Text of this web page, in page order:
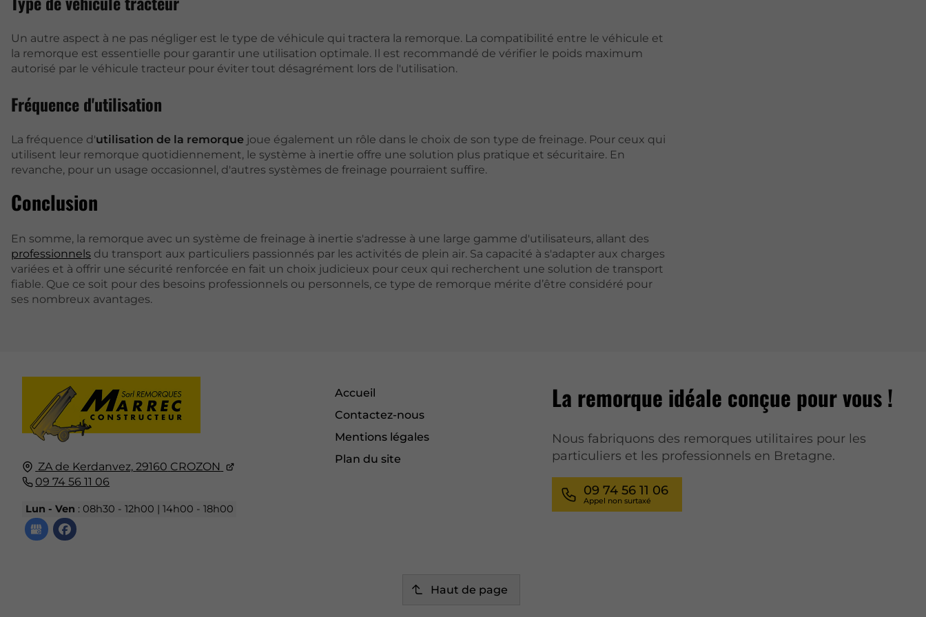
Un autre aspect à ne pas négliger est le type de véhicule qui tractera la remorque. La compatibilité entre le véhicule et
la remorque est essentielle pour garantir une utilisation optimale. Il est recommandé de vérifier le poids maximum
autorisé par le véhicule tracteur pour éviter tout désagrément lors de l'utilisation.
Fréquence d'utilisation
La fréquence d'utilisation de la remorque joue également un rôle dans le choix de son type de freinage. Pour ceux qui
utilisent leur remorque quotidiennement, le système à inertie offre une solution plus pratique et sécuritaire. En
revanche, pour un usage occasionnel, d'autres systèmes de freinage pourraient suffire.
Conclusion
En somme, la remorque avec un système de freinage à inertie s'adresse à une large gamme d'utilisateurs, allant des
professionnels du transport aux particuliers passionnés par les activités de plein air. Sa capacité à s'adapter aux charges
variées et à offrir une sécurité renforcée en fait un choix judicieux pour ceux qui recherchent une solution de transport
fiable. Que ce soit pour des besoins professionnels ou personnels, ce type de remorque mérite d’être considéré pour
ses nombreux avantages.
ZA de Kerdanvez, 29160 CROZON
09 74 56 11 06
Lun - Ven : 08h30 - 12h00 | 14h00 - 18h00
Accueil
Contactez-nous
Mentions légales
Plan du site
La remorque idéale conçue pour vous !
Nous fabriquons des remorques utilitaires pour les
particuliers et les professionnels en Bretagne.
09 74 56 11 06
Haut de page